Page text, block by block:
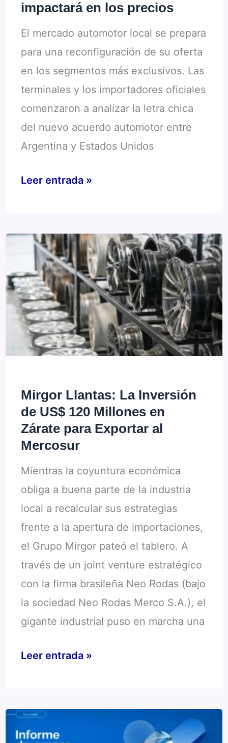
impactará en los precios
El mercado automotor local se prepara
para una reconfiguración de su oferta
en los segmentos más exclusivos. Las
terminales y los importadores oficiales
comenzaron a analizar la letra chica
del nuevo acuerdo automotor entre
Argentina y Estados Unidos
Acuerdo
–
EE.UU.:
Qué
modelos
llegarán
y
cómo
los
precios
Leer entrada »
Mirgor Llantas: La Inversión
de US$ 120 Millones en
Zárate para Exportar al
Mercosur
Mientras la coyuntura económica
obliga a buena parte de la industria
local a recalcular sus estrategias
frente a la apertura de importaciones,
el Grupo Mirgor pateó el tablero. A
través de un joint venture estratégico
con la firma brasileña Neo Rodas (bajo
la sociedad Neo Rodas Merco S.A.), el
gigante industrial puso en marcha una
Mirgor
Inversión
de
Leer entrada »